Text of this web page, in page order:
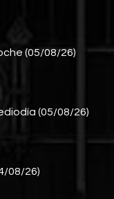
(05/08/26)
(05/08/26)
08/26)